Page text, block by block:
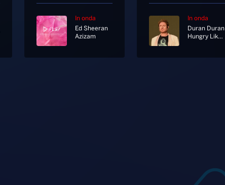
In onda
Ed Sheeran
Azizam
In onda
Duran Duran
Hungry Like The Wolf